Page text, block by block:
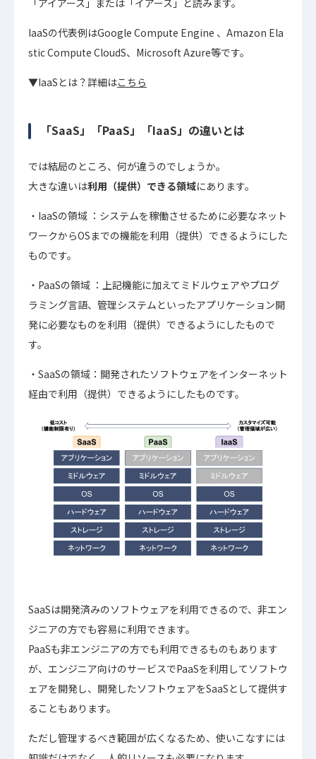
「アイアース」または「イアース」と読みます。
IaaSの代表例はGoogle Compute Engine 、Amazon Ela
stic Compute CloudS、Microsoft Azure等です。
▼IaaSとは？詳細はこちら
「SaaS」「PaaS」「IaaS」の違いとは
では結局のところ、何が違うのでしょうか。
大きな違いは利用（提供）できる領域にあります。
・IaaSの領域 ：システムを稼働させるために必要なネット
ワークからOSまでの機能を利用（提供）できるようにした
ものです。
・PaaSの領域 ：上記機能に加えてミドルウェアやプログ
ラミング言語、管理システムといったアプリケーション開
発に必要なものを利用（提供）できるようにしたもので
す。
・SaaSの領域：開発されたソフトウェアをインターネット
経由で利用（提供）できるようにしたものです。
SaaSは開発済みのソフトウェアを利用できるので、非エン
ジニアの方でも容易に利用できます。
PaaSも非エンジニアの方でも利用できるものもあります
が、エンジニア向けのサービスでPaaSを利用してソフトウ
ェアを開発し、開発したソフトウェアをSaaSとして提供す
ることもあります。
ただし管理するべき範囲が広くなるため、使いこなすには